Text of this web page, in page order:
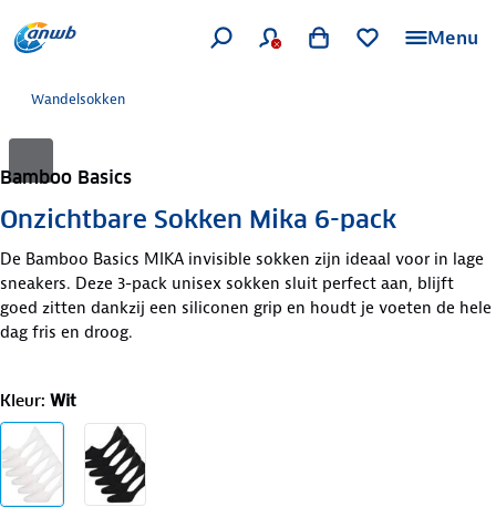
Menu
Wandelsokken
Bamboo Basics
Onzichtbare Sokken Mika 6-pack
De Bamboo Basics MIKA invisible sokken zijn ideaal voor in lage
sneakers. Deze 3-pack unisex sokken sluit perfect aan, blijft
goed zitten dankzij een siliconen grip en houdt je voeten de hele
dag fris en droog.
Kleur: Wit